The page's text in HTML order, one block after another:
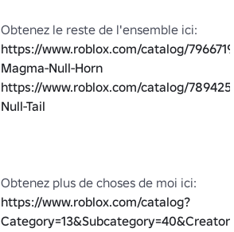
https://www.roblox.com/catalog/
Magma-Null-Horn
https://www.roblox.com/catalog/
Null-Tail
https://www.roblox.com/catalog?